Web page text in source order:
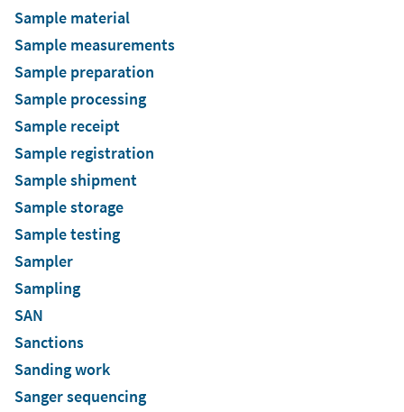
Sample material
Sample measurements
Sample preparation
Sample processing
Sample receipt
Sample registration
Sample shipment
Sample storage
Sample testing
Sampler
Sampling
SAN
Sanctions
Sanding work
Sanger sequencing